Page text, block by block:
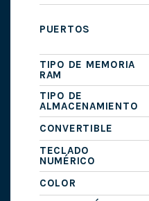
PUERTOS
TIPO DE MEMORIA
RAM
TIPO DE
ALMACENAMIENTO
CONVERTIBLE
TECLADO
NUMÉRICO
COLOR